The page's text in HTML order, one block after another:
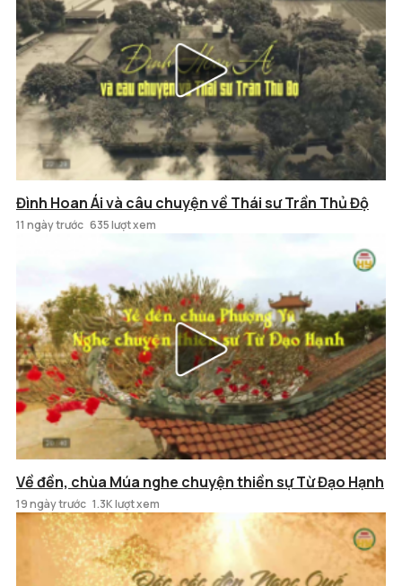
Đình Hoan Ái và câu chuyện về Thái sư Trần Thủ Độ
11 ngày trước 635 lượt xem
Về đền, chùa Múa nghe chuyện thiền sự Từ Đạo Hạnh
19 ngày trước 1.3K lượt xem